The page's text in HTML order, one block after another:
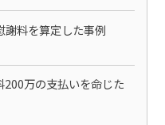
謝料を算定した事例
万の支払いを命じた